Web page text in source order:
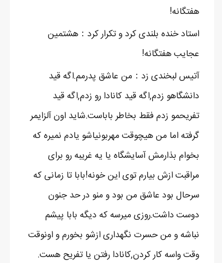
هفتگانه!
استاد خنده بلندی کرد و تکرار کرد：هشتمین
عجایب هفتگانه!
آتیس لبخندی زد：من عاشق پدرمم.اگه قید
دانشگاهو زدم,اگه قید کانادا رو زدم,اگه قید
تفریحمو زدم فقط بخاطر باباست.شاید اون آلزایمر
گرفته اما من هیچوقت مهربونیاشو یادم نمیره که
بخوام بذارمش آسایشگاه یا یه غریبه رو برای
مراقبت ازش بیارم توی این خونه!بابا تا زمانی که
سرحال بود عاشق من بود و منو در حد جنون
دوست داشت.روزی میرسه که دیگه بابا پیشم
نباشه و من حسرت نگهداری ازشو بخورم و اونوقت
وقت واسه کار کردن,کانادا رفتن یا تفریح هست.